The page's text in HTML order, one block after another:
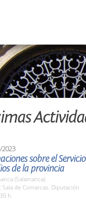
2023
sobre el
de la provincia
(Salamanca)
Sala de Comarcas. Diputación
h.